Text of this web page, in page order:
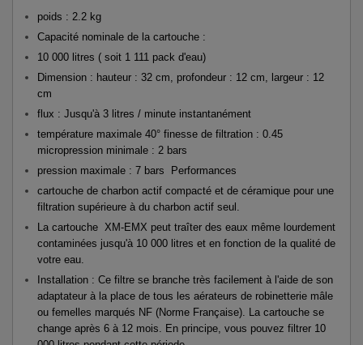
poids : 2.2 kg
Capacité nominale de la cartouche :
10 000 litres ( soit 1 111 pack d'eau)
Dimension : hauteur : 32 cm, profondeur : 12 cm, largeur : 12
cm
flux : Jusqu'à 3 litres / minute instantanément
température maximale 40° finesse de filtration : 0.45
micropression minimale : 2 bars
pression maximale : 7 bars Performances
cartouche de charbon actif compacté et de céramique pour une
filtration supérieure à du charbon actif seul.
La cartouche XM-EMX peut traîter des eaux même lourdement
contaminées jusqu'à 10 000 litres et en fonction de la qualité de
votre eau.
Installation : Ce filtre se branche très facilement à l'aide de son
adaptateur à la place de tous les aérateurs de robinetterie mâle
ou femelles marqués NF (Norme Française). La cartouche se
change après 6 à 12 mois. En principe, vous pouvez filtrer 10